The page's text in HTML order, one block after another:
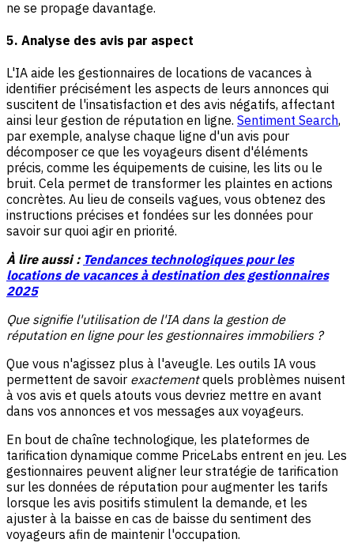
ne se propage davantage.
5. Analyse des avis par aspect
L'IA aide les gestionnaires de locations de vacances à
identifier précisément les aspects de leurs annonces qui
suscitent de l'insatisfaction et des avis négatifs, affectant
ainsi leur gestion de réputation en ligne. Sentiment Search,
par exemple, analyse chaque ligne d'un avis pour
décomposer ce que les voyageurs disent d'éléments
précis, comme les équipements de cuisine, les lits ou le
bruit. Cela permet de transformer les plaintes en actions
concrètes. Au lieu de conseils vagues, vous obtenez des
instructions précises et fondées sur les données pour
savoir sur quoi agir en priorité.
À lire aussi : Tendances technologiques pour les
locations de vacances à destination des gestionnaires
2025
Que signifie l'utilisation de l'IA dans la gestion de
réputation en ligne pour les gestionnaires immobiliers ?
Que vous n'agissez plus à l'aveugle. Les outils IA vous
permettent de savoir exactementquels problèmes nuisent
à vos avis et quels atouts vous devriez mettre en avant
dans vos annonces et vos messages aux voyageurs.
En bout de chaîne technologique, les plateformes de
tarification dynamique comme PriceLabs entrent en jeu. Les
gestionnaires peuvent aligner leur stratégie de tarification
sur les données de réputation pour augmenter les tarifs
lorsque les avis positifs stimulent la demande, et les
ajuster à la baisse en cas de baisse du sentiment des
voyageurs afin de maintenir l'occupation.